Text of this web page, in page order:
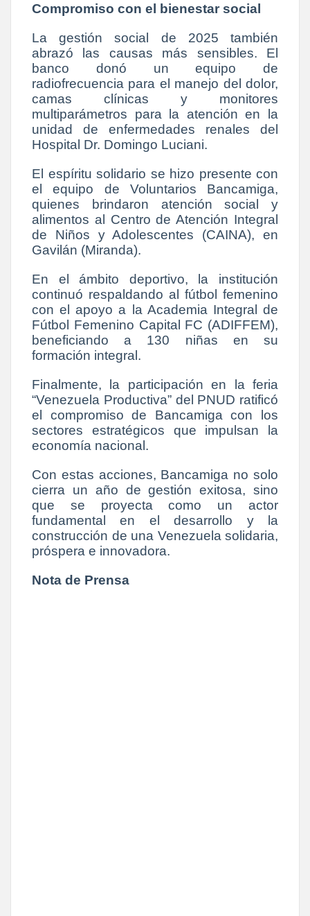
Compromiso con el bienestar social
La gestión social de 2025 también
abrazó las causas más sensibles. El
banco donó un equipo de
radiofrecuencia para el manejo del dolor,
camas clínicas y monitores
multiparámetros para la atención en la
unidad de enfermedades renales del
Hospital Dr. Domingo Luciani.
El espíritu solidario se hizo presente con
el equipo de Voluntarios Bancamiga,
quienes brindaron atención social y
alimentos al Centro de Atención Integral
de Niños y Adolescentes (CAINA), en
Gavilán (Miranda).
En el ámbito deportivo, la institución
continuó respaldando al fútbol femenino
con el apoyo a la Academia Integral de
Fútbol Femenino Capital FC (ADIFFEM),
beneficiando a 130 niñas en su
formación integral.
Finalmente, la participación en la feria
“Venezuela Productiva” del PNUD ratificó
el compromiso de Bancamiga con los
sectores estratégicos que impulsan la
economía nacional.
Con estas acciones, Bancamiga no solo
cierra un año de gestión exitosa, sino
que se proyecta como un actor
fundamental en el desarrollo y la
construcción de una Venezuela solidaria,
próspera e innovadora.
Nota de Prensa